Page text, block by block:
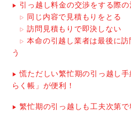
引っ越し料金の交渉をする際の
同じ内容で見積もりをとる
訪問見積もりで即決しない
本命の引越し業者は最後に
う
慌ただしい繁忙期の引っ越し
らく帳」が便利！
繁忙期の引っ越しも工夫次第で